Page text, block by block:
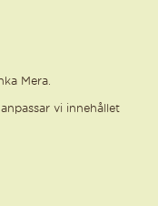
Mera.
vi innehållet